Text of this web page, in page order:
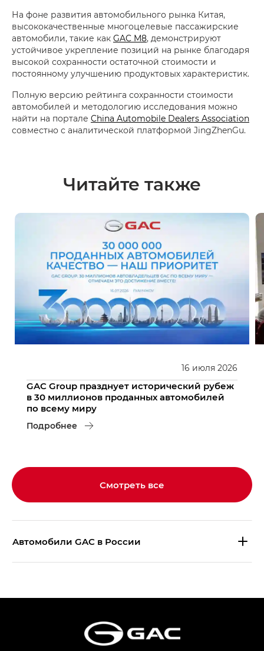
На фоне развития автомобильного рынка Китая,
высококачественные многоцелевые пассажирские
автомобили, такие как GAC M8, демонстрируют
устойчивое укрепление позиций на рынке благодаря
высокой сохранности остаточной стоимости и
постоянному улучшению продуктовых характеристик.
Полную версию рейтинга сохранности стоимости
автомобилей и методологию исследования можно
найти на портале China Automobile Dealers Association
совместно с аналитической платформой JingZhenGu.
Читайте также
16 июля 2026
GAC Group празднует исторический рубеж
в 30 миллионов проданных автомобилей
по всему миру
Подробнее
Смотреть все
Aвтомобили GAC в России
Эс Икс ПРЕМИУМ — SX PREMIUM
S7 — Эс 7 (S7) в комплектациях
Эс Икс ПРЕМИУМ — SX PREMIUM, Эс Тэ — ST